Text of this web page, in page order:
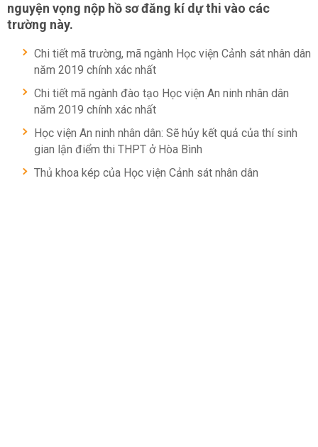
nguyện vọng nộp hồ sơ đăng kí dự thi vào các
trường này.
Chi tiết mã trường, mã ngành Học viện Cảnh sát nhân dân
năm 2019 chính xác nhất
Chi tiết mã ngành đào tạo Học viện An ninh nhân dân
năm 2019 chính xác nhất
Học viện An ninh nhân dân: Sẽ hủy kết quả của thí sinh
gian lận điểm thi THPT ở Hòa Bình
Thủ khoa kép của Học viện Cảnh sát nhân dân